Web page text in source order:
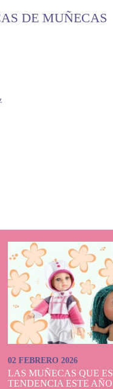
DE MUÑECAS
02 FEBRERO 2026
LAS MUÑECAS QUE
TENDENCIA ESTE AÑO